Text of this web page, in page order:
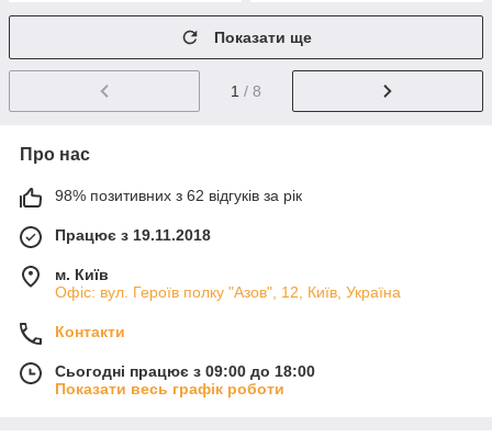
Показати ще
1 / 8
Про нас
98% позитивних з 62 відгуків за рік
Працює з 19.11.2018
м. Київ
Офіс: вул. Героїв полку "Азов", 12, Київ, Україна
Контакти
Сьогодні працює з 09:00 до 18:00
Показати весь графік роботи